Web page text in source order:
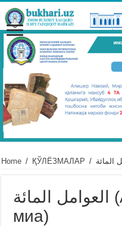
Home / ҚЎЛЁЗМАЛАР /
العوامل المائة (Ал-авомил ал-
миа)